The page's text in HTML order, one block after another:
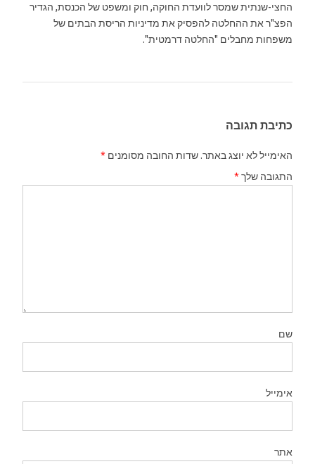
החצי-שנתית שמסר לוועדת החוקה, חוק ומשפט של הכנסת, הגדיר
הפצ"ר את ההחלטה להפסיק את מדיניות הריסת הבתים של
משפחות מחבלים "החלטה דרמטית".
כתיבת תגובה
האימייל לא יוצג באתר.שדות החובה מסומנים *
התגובה שלך *
שם
אימייל
אתר